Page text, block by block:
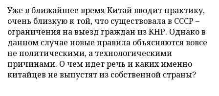
Уже в ближайшее время Китай вводит практику,
очень близкую к той, что существовала в СССР –
ограничения на выезд граждан из КНР. Однако в
данном случае новые правила объясняются вовсе
не политическими, а технологическими
причинами. О чем идет речь и каких именно
китайцев не выпустят из собственной страны?